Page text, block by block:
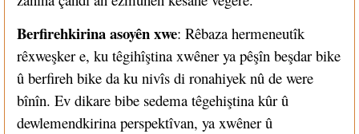
Berfirehkirina asoyên xwe: Rêbaza hermeneutîk
rêxweşker e, ku têgihîştina xwêner ya pêşîn beşdar bike
û berfireh bike da ku nivîs di ronahiyek nû de were
bînîn. Ev dikare bibe sedema têgehiştina kûr û
dewlemendkirina perspektîvan, ya xwêner û